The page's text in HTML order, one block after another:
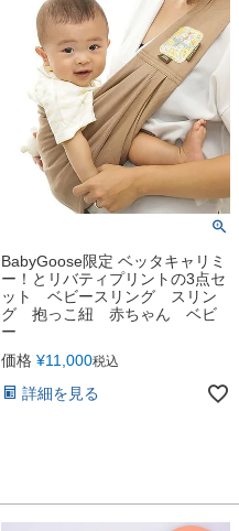
BabyGoose限定 ベッタキャリミ
ー！とリバティプリントの3点セ
ット ベビースリング スリン
グ 抱っこ紐 赤ちゃん ベビ
ー
価格 ¥11,000税込
詳細を見る